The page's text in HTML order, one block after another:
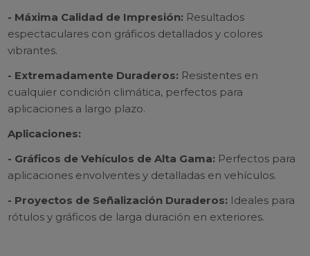
- Máxima Calidad de Impresión: Resultados
espectaculares con gráficos detallados y colores
vibrantes.
- Extremadamente Duraderos: Resistentes en
cualquier condición climática, perfectos para
aplicaciones a largo plazo.
Aplicaciones:
- Gráficos de Vehículos de Alta Gama: Perfectos para
aplicaciones envolventes y detalladas en vehículos.
- Proyectos de Señalización Duraderos: Ideales para
rótulos y gráficos de larga duración en exteriores.